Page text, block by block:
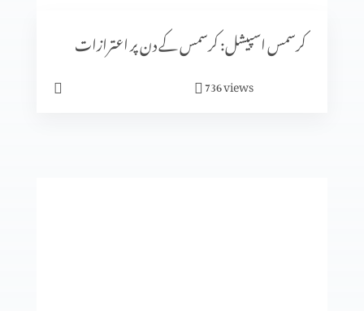
کرسمس اسپیشل: سنتِ ابراہیمی (حصہ 2)
کرسمس اسپیشل: کرسمس کے دن پر اعترازات
736views